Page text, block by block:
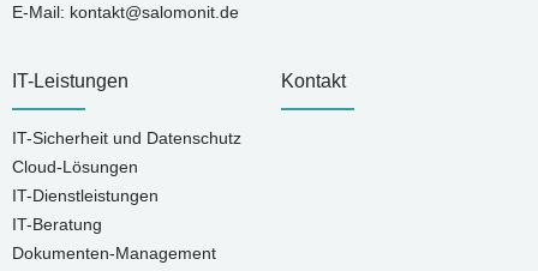
E-Mail: kontakt@salomonit.de
IT-Leistungen
IT-Sicherheit und Datenschutz
Cloud-Lösungen
IT-Dienstleistungen
IT-Beratung
Dokumenten-Management
Kontakt